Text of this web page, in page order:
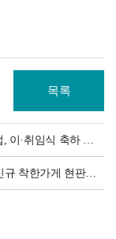
목록
[주안1동] 관내 “온꽈배기”에 신규 착한가게 현판 전달